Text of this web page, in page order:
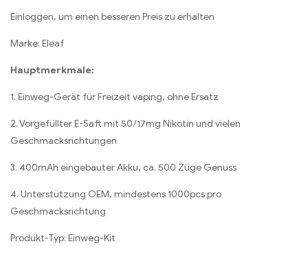
Einloggen, um einen besseren Preis zu erhalten
Marke: Eleaf
Hauptmerkmale:
1. Einweg-Gerät für Freizeit vaping, ohne Ersatz
2. Vorgefüllter E-Saft mit 50/17mg Nikotin und vielen
Geschmacksrichtungen
3. 400mAh eingebauter Akku, ca. 500 Züge Genuss
4. Unterstützung OEM, mindestens 1000pcs pro
Geschmacksrichtung
Produkt-Typ: Einweg-Kit